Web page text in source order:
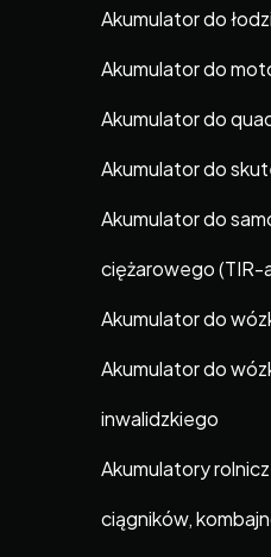
Akumulator do łodzi
Akumulator do
Akumulator do
Akumulator do
Akumulator do
ciężarowego (TIR-
Akumulator do
Akumulator do
inwalidzkiego
Akumulatory
ciągników,